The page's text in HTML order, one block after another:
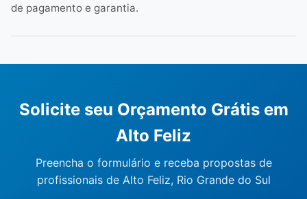
de pagamento e garantia.
Solicite seu Orçamento Grátis em
Alto Feliz
Preencha o formulário e receba propostas de
profissionais de Alto Feliz, Rio Grande do Sul